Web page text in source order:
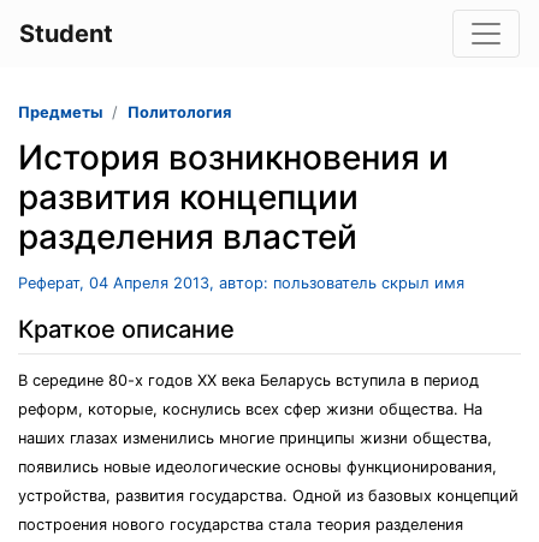
Student
Предметы Политология
История возникновения и
развития концепции
разделения властей
Реферат, 04 Апреля 2013, автор: пользователь скрыл имя
Краткое описание
В середине 80-х годов XX века Беларусь вступила в период
реформ, которые, коснулись всех сфер жизни общества. На
наших глазах изменились многие принципы жизни общества,
появились новые идеологические основы функционирования,
устройства, развития государства. Одной из базовых концепций
построения нового государства стала теория разделения